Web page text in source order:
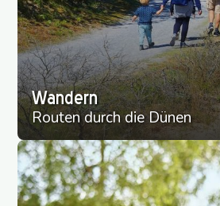
Wandern
Routen durch die Dünen